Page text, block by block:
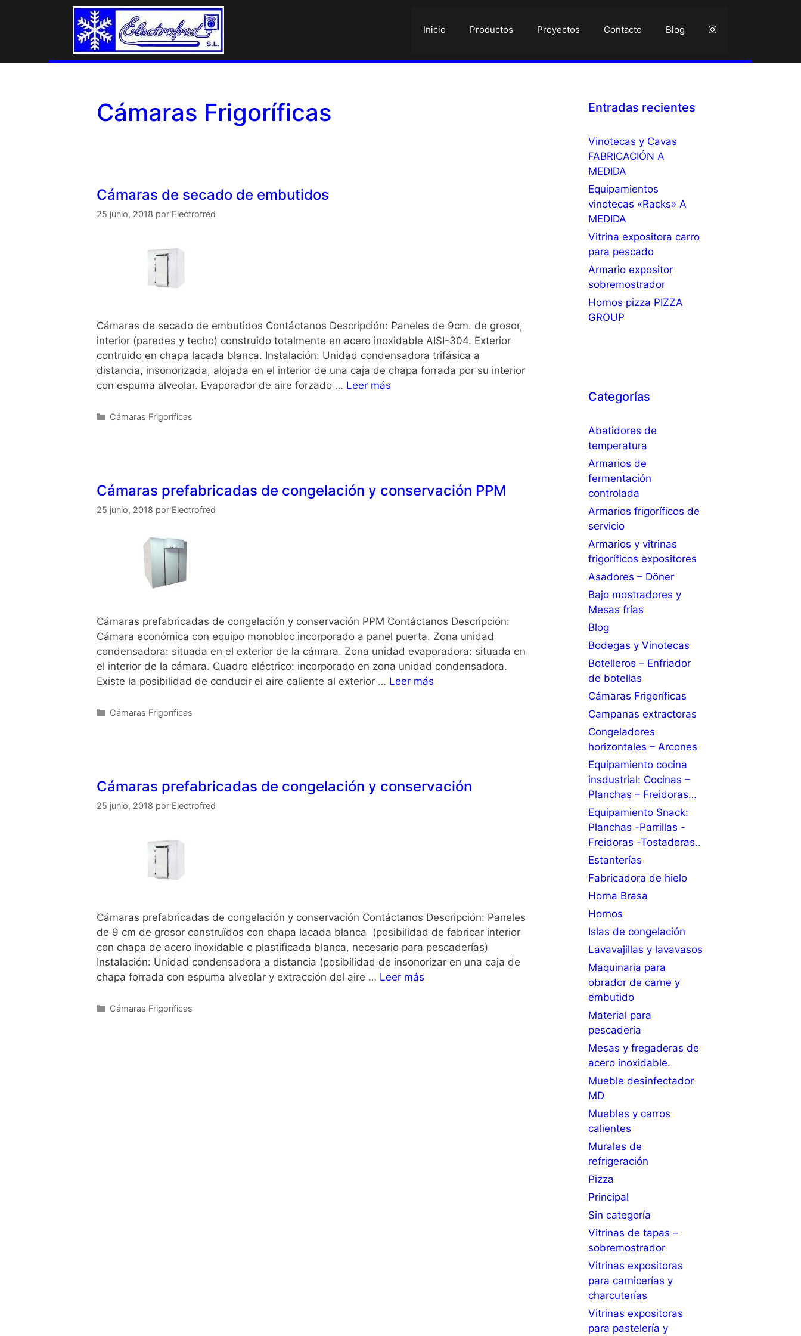
Inicio Productos Proyectos Contacto Blog
Cámaras Frigoríficas
Cámaras de secado de embutidos
25 junio, 2018 por Electrofred
Cámaras de secado de embutidos Contáctanos Descripción: Paneles de 9cm. de grosor,
interior (paredes y techo) construido totalmente en acero inoxidable AISI-304. Exterior
contruido en chapa lacada blanca. Instalación: Unidad condensadora trifásica a
distancia, insonorizada, alojada en el interior de una caja de chapa forrada por su interior
con espuma alveolar. Evaporador de aire forzado … Leer más
Cámaras Frigoríficas
Cámaras prefabricadas de congelación y conservación PPM
25 junio, 2018 por Electrofred
Cámaras prefabricadas de congelación y conservación PPM Contáctanos Descripción:
Cámara económica con equipo monobloc incorporado a panel puerta. Zona unidad
condensadora: situada en el exterior de la cámara. Zona unidad evaporadora: situada en
el interior de la cámara. Cuadro eléctrico: incorporado en zona unidad condensadora.
Existe la posibilidad de conducir el aire caliente al exterior … Leer más
Cámaras Frigoríficas
Cámaras prefabricadas de congelación y conservación
25 junio, 2018 por Electrofred
Cámaras prefabricadas de congelación y conservación Contáctanos Descripción: Paneles
de 9 cm de grosor construïdos con chapa lacada blanca (posibilidad de fabricar interior
con chapa de acero inoxidable o plastificada blanca, necesario para pescaderías)
Instalación: Unidad condensadora a distancia (posibilidad de insonorizar en una caja de
chapa forrada con espuma alveolar y extracción del aire … Leer más
Cámaras Frigoríficas
Entradas recientes
Vinotecas y Cavas
FABRICACIÓN A
MEDIDA
Equipamientos
vinotecas «Racks» A
MEDIDA
Vitrina expositora carro
para pescado
Armario expositor
sobremostrador
Hornos pizza PIZZA
GROUP
Categorías
Abatidores de
temperatura
Armarios de
fermentación
controlada
Armarios frigoríficos de
servicio
Armarios y vitrinas
frigoríficos expositores
Asadores – Döner
Bajo mostradores y
Mesas frías
Blog
Bodegas y Vinotecas
Botelleros – Enfriador
de botellas
Cámaras Frigoríficas
Campanas extractoras
Congeladores
horizontales – Arcones
Equipamiento cocina
insdustrial: Cocinas –
Planchas – Freidoras…
Equipamiento Snack:
Planchas -Parrillas -
Freidoras -Tostadoras..
Estanterías
Fabricadora de hielo
Horna Brasa
Hornos
Islas de congelación
Lavavajillas y lavavasos
Maquinaria para
obrador de carne y
embutido
Material para
pescaderia
Mesas y fregaderas de
acero inoxidable.
Mueble desinfectador
MD
Muebles y carros
calientes
Murales de
refrigeración
Pizza
Principal
Sin categoría
Vitrinas de tapas –
sobremostrador
Vitrinas expositoras
para carnicerías y
charcuterías
Vitrinas expositoras
para pastelería y